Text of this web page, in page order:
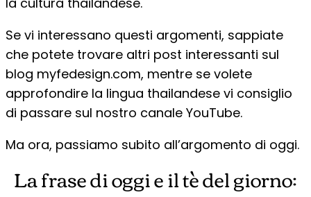
Se vi interessano questi argomenti, sappiate
che potete trovare altri post interessanti sul
blog myfedesign.com, mentre se volete
approfondire la lingua thailandese vi consiglio
di passare sul nostro canale YouTube.
Ma ora, passiamo subito all’argomento di oggi.
La frase di oggi e il tè del giorno: